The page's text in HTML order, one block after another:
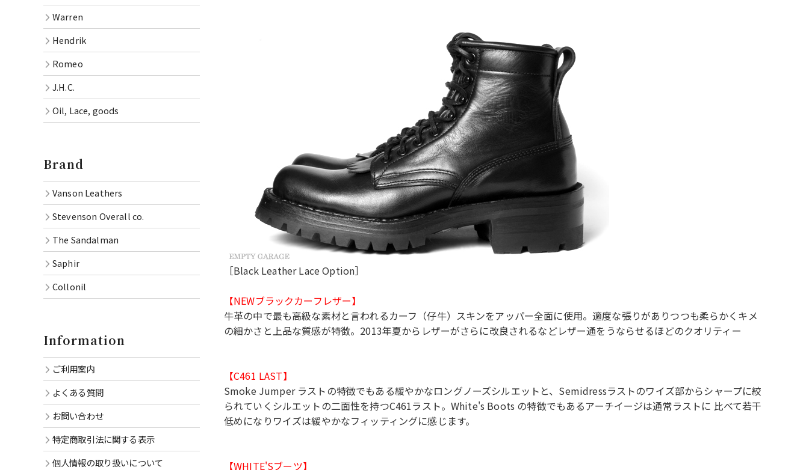
［Black Leather Lace Option］
【NEWブラックカーフレザー】
牛革の中で最も高級な素材と言われるカーフ（仔牛）スキンをアッパー全面に使用。適度な張りがありつつも柔らかくキメ
の細かさと上品な質感が特徴。2013年夏からレザーがさらに改良されるなどレザー通をうならせるほどのクオリティー
【C461 LAST】
Smoke Jumper ラストの特徴でもある緩やかなロングノーズシルエットと、Semidressラストのワイズ部からシャープに絞
られていくシルエットの二面性を持つC461ラスト。White's Boots の特徴でもあるアーチイージは通常ラストに 比べて若干
低めになりワイズは緩やかなフィッティングに感じます。
【WHITE'Sブーツ】
Warren
Hendrik
Romeo
J.H.C.
Oil, Lace, goods
Brand
Vanson Leathers
Stevenson Overall co.
The Sandalman
Saphir
Collonil
Information
ご利用案内
よくある質問
お問い合わせ
特定商取引法に関する表示
個人情報の取り扱いについて